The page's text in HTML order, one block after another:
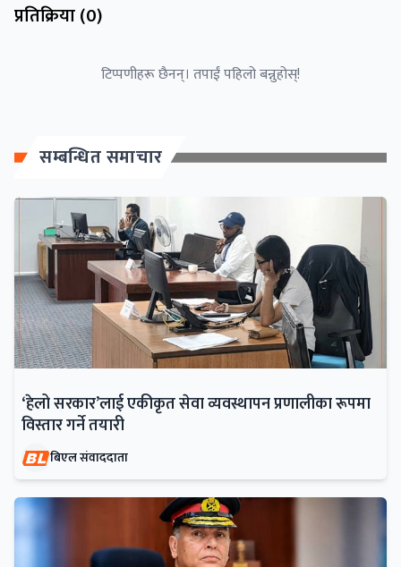
प्रतिक्रिया (0)
टिप्पणीहरू छैनन्। तपाईं पहिलो बन्नुहोस्!
सम्बन्धित समाचार
‘हेलो सरकार’लाई एकीकृत सेवा व्यवस्थापन प्रणालीका रूपमा
विस्तार गर्ने तयारी
बिएल संवाददाता